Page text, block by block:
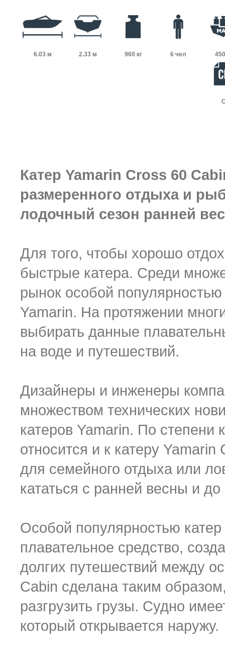
6.03 м 2.33 м 960 кг 6 чел
Катер Yamarin Cross 60
размеренного отдыха и
лодочный сезон ранней
Для того, чтобы хорошо
быстрые катера. Среди
рынок особой
Yamarin. На протяжении
выбирать данные
на воде и путешествий.
Дизайнеры и инженеры
множеством технических
катеров Yamarin. По
относится и к катеру
для семейного отдыха или
кататься с ранней весны и
Особой популярностью
плавательное средство,
долгих путешествий между
Cabin сделана таким
разгрузить грузы. Судно
который открывается наружу.